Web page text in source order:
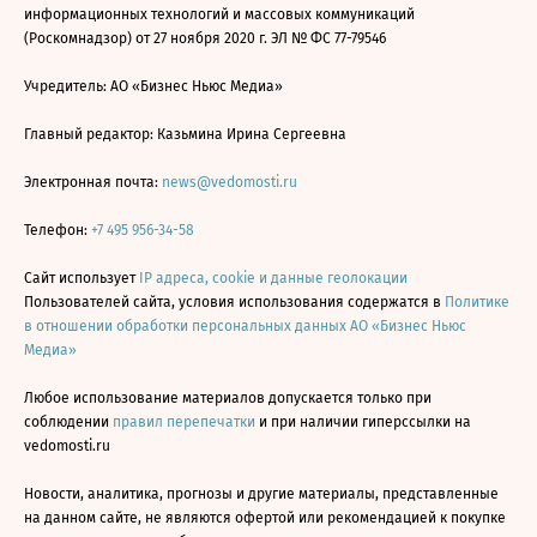
информационных технологий и массовых коммуникаций
(Роскомнадзор) от 27 ноября 2020 г. ЭЛ № ФС 77-79546
Учредитель: АО «Бизнес Ньюс Медиа»
Главный редактор: Казьмина Ирина Сергеевна
Электронная почта: news@vedomosti.ru
Телефон: +7 495 956-34-58
Сайт использует IP адреса, cookie и данные геолокации
Пользователей сайта, условия использования содержатся в Политике
в отношении обработки персональных данных АО «Бизнес Ньюс
Медиа»
Любое использование материалов допускается только при
соблюдении правил перепечатки и при наличии гиперссылки на
vedomosti.ru
Новости, аналитика, прогнозы и другие материалы, представленные
на данном сайте, не являются офертой или рекомендацией к покупке